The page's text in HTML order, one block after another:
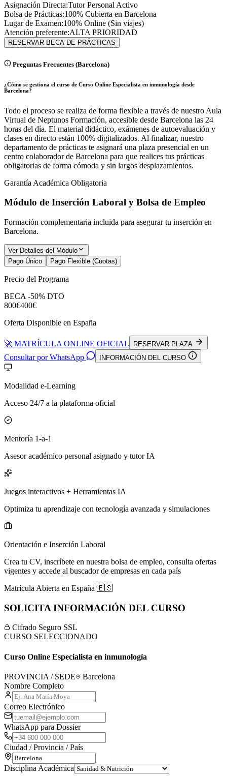
Asignación Directa:Tutor Personal Activo
Bolsa de Prácticas:100% Cubierta en Barcelona
Lugar de Examen:100% Online (Sin viajes)
Atención preferente:ALTA PRIORIDAD
RESERVAR BECA DE PRÁCTICAS
Preguntas Frecuentes (Barcelona)
¿Cómo se gestiona el curso de Curso Online Especialista en inmunología desde
Barcelona?
Todo el proceso se realiza de forma flexible a través de nuestro Aula
Virtual de Neptunos Formación, accesible desde Barcelona las 24
horas del día. El material didáctico, exámenes de autoevaluación y
clases en directo están 100% digitalizados. Al finalizar, nuestro
departamento de prácticas te asignará una plaza presencial en un
centro colaborador de Barcelona para que realices tus prácticas
obligatorias de forma cómoda y sin largos desplazamientos.
Garantía Académica Obligatoria
Módulo de Inserción Laboral y Bolsa de Empleo
Formación complementaria incluida para asegurar tu inserción en
Barcelona.
Ver Detalles del Módulo
Pago Único
Pago Flexible (Cuotas)
Precio del Programa
BECA -50% DTO
800€400€
Oferta Disponible en España
🚀 MATRÍCULA ONLINE OFICIAL RESERVAR PLAZA
Consultar por WhatsApp INFORMACIÓN DEL CURSO
Modalidad e-Learning
Acceso 24/7 a la plataforma oficial
Mentoría 1-a-1
Asesor académico personal asignado y tutor IA
Juegos interactivos + Herramientas IA
Optimiza tu aprendizaje con tecnología avanzada y simulaciones
Orientación e Inserción Laboral
Crea tu CV, inscríbete en nuestra bolsa de empleo, consulta ofertas
vigentes y accede al buscador de empresas en cada país
Matrícula Abierta en España 🇪🇸
SOLICITA INFORMACIÓN DEL CURSO
Cifrado Seguro SSL
CURSO SELECCIONADO
Curso Online Especialista en inmunología
PROVINCIA / SEDE
Barcelona
Nombre Completo
Correo Electrónico
WhatsApp para Dossier
Ciudad / Provincia / País
Disciplina Académica